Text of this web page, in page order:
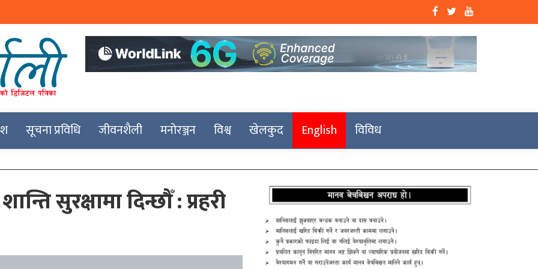
सूचना प्रविधि जीवनशैली मनोरञ्जन विश्व खेलकुद English विविध
सुरक्षामा दिन्छौँ : प्रहरी